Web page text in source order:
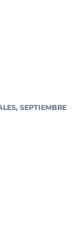
SEPTIEMBRE